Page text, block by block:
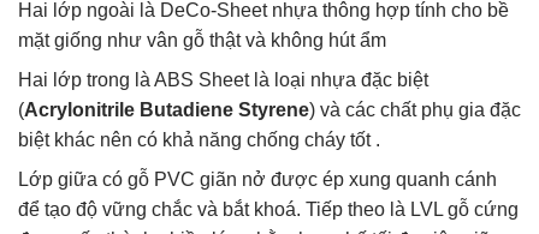
Hai lớp ngoài là DeCo-Sheet nhựa thông hợp tính cho bề
mặt giống như vân gỗ thật và không hút ẩm
Hai lớp trong là ABS Sheet là loại nhựa đặc biệt
(Acrylonitrile Butadiene Styrene) và các chất phụ gia đặc
biệt khác nên có khả năng chống cháy tốt .
Lớp giữa có gỗ PVC giãn nở được ép xung quanh cánh
để tạo độ vững chắc và bắt khoá. Tiếp theo là LVL gỗ cứng